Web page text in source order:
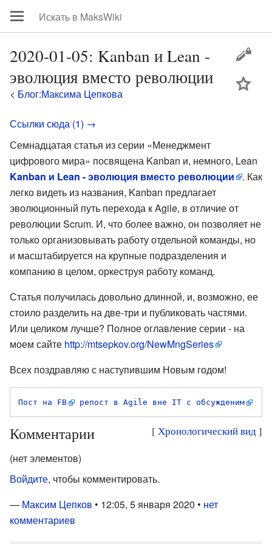
2020-01-05: Kanban и Lean -
эволюция вместо революции
< Блог:Максима Цепкова
Ссылки сюда (1) →
Семнадцатая статья из серии «Менеджмент
цифрового мира» посвящена Kanban и, немного, Lean
Kanban и Lean - эволюция вместо революции
. Как
легко видеть из названия, Kanban предлагает
эволюционный путь перехода к Agile, в отличие от
революции Scrum. И, что более важно, он позволяет не
только организовывать работу отдельной команды, но
и масштабируется на крупные подразделения и
компанию в целом, оркеструя работу команд.
Статья получилась довольно длинной, и, возможно, ее
стоило разделить на две-три и публиковать частями.
Или целиком лучше? Полное оглавление серии - на
моем сайте http://mtsepkov.org/NewMngSeries
Всех поздравляю с наступившим Новым годом!
Пост на FB репост в Agile вне IT с обсужденим
[ Хронологический вид]
Комментарии
(нет элементов)
Войдите, чтобы комментировать.
— Максим Цепков • 12:05, 5 января 2020 • нет
комментариев